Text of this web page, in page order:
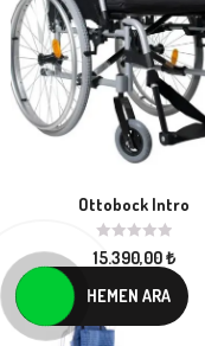
Ottobock Intro
15.390,00₺
HEMEN ARA